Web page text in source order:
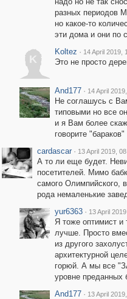
разных периодов
но какое-то
эти дома и они по
K
Koltez · 14 April 2019,
Это не просто
And177 · 14 April
Не соглашусь с
типовыми но все
и я Вам более
говорите
cardascar · 13 April 2019,
А то ли еще будет.
посетителей. Мимо
самого Олимпийского,
рода немаленькие
yur6363 · 13 April
Я тоже оптимист и
лучше. Просто
из другого
архитектурной
горюй. А мы все
уровне преданных
And177 · 13 April